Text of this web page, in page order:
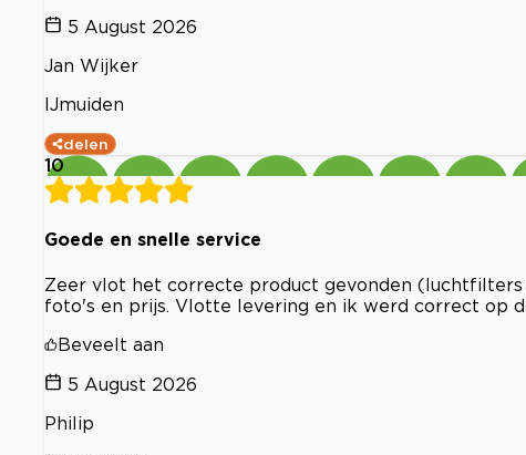
5 August 2026
Jan Wijker
IJmuiden
delen
10
Goede en snelle service
Zeer vlot het correcte product gevonden
foto's en prijs. Vlotte levering en ik werd correct op
Beveelt aan
5 August 2026
Philip